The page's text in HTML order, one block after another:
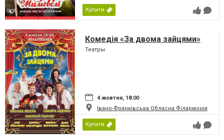
Купити
Комедія «За двома зайцями»
Театры
4 жовтня, 18:00
Івано-Франківська Обласна Філармонія
Купити